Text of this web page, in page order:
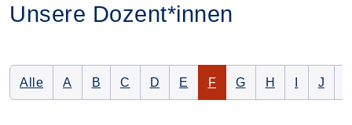
Unsere Dozent*innen
AlleAlle Dozenten auflisten
Nur Dozenten mit folgendem
A Nur Dozenten mit folgendem
B Nur Dozenten mit folgendem
C Nur Dozenten mit folgendem
D Nur Dozenten mit
E Nur Dozenten mit
F Nur Dozenten mit
G Nur
H NurNur
J